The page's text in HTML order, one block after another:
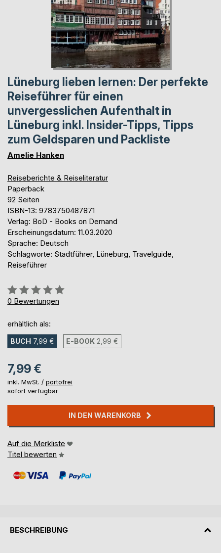
Lüneburg lieben lernen: Der perfekte
Reiseführer für einen
unvergesslichen Aufenthalt in
Lüneburg inkl. Insider-Tipps, Tipps
zum Geldsparen und Packliste
Amelie Hanken
Reiseberichte & Reiseliteratur
Paperback
92 Seiten
ISBN-13: 9783750487871
Verlag: BoD - Books on Demand
Erscheinungsdatum: 11.03.2020
Sprache: Deutsch
Schlagworte: Stadtführer, Lüneburg, Travelguide,
Reiseführer
Bewertung::
0%
0 Bewertungen
erhältlich als:
BUCH 7,99 € E-BOOK 2,99 €
7,99 €
inkl. MwSt. / portofrei
sofort verfügbar
IN DEN WARENKORB
Auf die Merkliste
Titel bewerten
BESCHREIBUNG